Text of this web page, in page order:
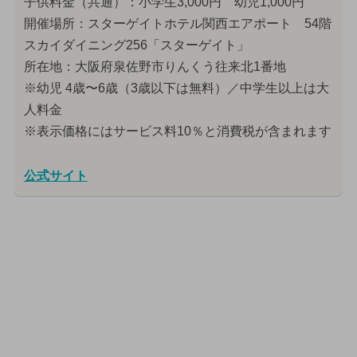
開催場所：スターゲイトホテル関西エアポート 54階
スカイダイニング256「スターゲイト」
所在地：大阪府泉佐野市りんくう往来北1番地
※幼児 4歳〜6歳（3歳以下は無料）／中学生以上は大
人料金
※表示価格にはサービス料10％と消費税が含まれます
公式サイト